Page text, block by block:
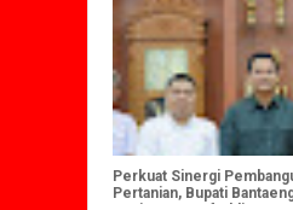
Perkuat Sinergi
Pertanian, Bupati